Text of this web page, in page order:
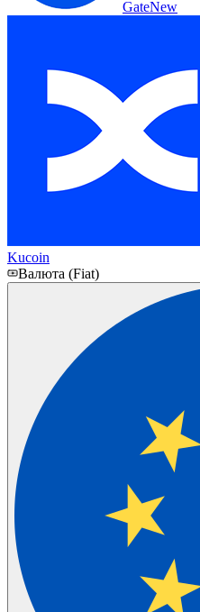
GateNew
Kucoin
Валюта (Fiat)